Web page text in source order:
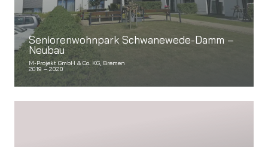
Seniorenwohnpark Schwanewede-Damm –
Neubau
M-Projekt GmbH & Co. KG, Bremen
2019 – 2020